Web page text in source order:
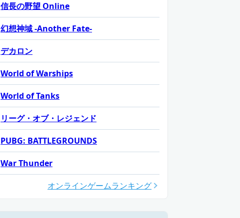
信長の野望 Online
幻想神域 -Another Fate-
デカロン
World of Warships
World of Tanks
リーグ・オブ・レジェンド
PUBG: BATTLEGROUNDS
War Thunder
オンラインゲームランキング